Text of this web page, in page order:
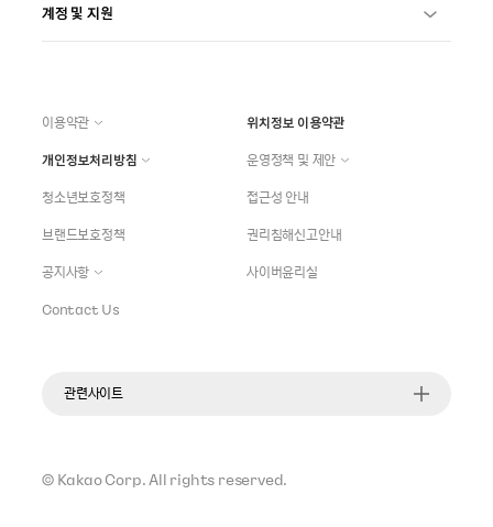
계정 및 지원
이용약관
위치정보 이용약관
개인정보처리방침
운영정책 및 제안
청소년보호정책
접근성 안내
브랜드보호정책
권리침해신고안내
공지사항
사이버윤리실
Contact Us
관련사이트
© Kakao Corp. All rights reserved.